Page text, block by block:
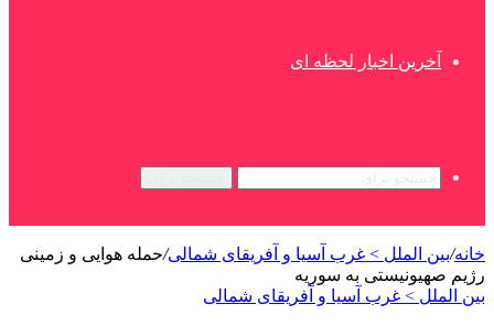
آخرین اخبار لحظه ای
خانه/بین الملل > غرب آسیا و آفریقای شمالی/حمله هوایی و زمینی
رژیم صهیونیستی به سوریه
بین الملل > غرب آسیا و آفریقای شمالی